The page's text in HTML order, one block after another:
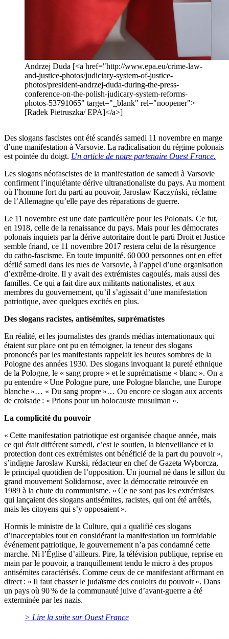
Andrzej Duda [<a href="http://www.epa.eu/crime-law-
and-justice-photos/judiciary-system-of-justice-
photos/president-andrzej-duda-during-the-press-
conference-on-the-polish-judicary-system-reforms-
photos-53791065" target="_blank" rel="noopener">
[Radek Pietruszka/ EPA]</a>]
Des slogans fascistes ont été scandés samedi 11 novembre en marge
d’une manifestation à Varsovie. La radicalisation du régime polonais
est pointée du doigt. Un article de notre partenaire Ouest France.
Les slogans néofascistes de la manifestation de samedi à Varsovie
confirment l’inquiétante dérive ultranationaliste du pays. Au moment
où l’homme fort du parti au pouvoir, Jarosław Kaczyński, réclame
de l’Allemagne qu’elle paye des réparations de guerre.
Le 11 novembre est une date particulière pour les Polonais. Ce fut,
en 1918, celle de la renaissance du pays. Mais pour les démocrates
polonais inquiets par la dérive autoritaire dont le parti Droit et Justice
semble friand, ce 11 novembre 2017 restera celui de la résurgence
du catho-fascisme. En toute impunité. 60 000 personnes ont en effet
défilé samedi dans les rues de Varsovie, à l’appel d’une organisation
d’extrême-droite. Il y avait des extrémistes cagoulés, mais aussi des
familles. Ce qui a fait dire aux militants nationalistes, et aux
membres du gouvernement, qu’il s’agissait d’une manifestation
patriotique, avec quelques excités en plus.
Des slogans racistes, antisémites, suprématistes
En réalité, et les journalistes des grands médias internationaux qui
étaient sur place ont pu en témoigner, la teneur des slogans
prononcés par les manifestants rappelait les heures sombres de la
Pologne des années 1930. Des slogans invoquant la pureté ethnique
de la Pologne, le « sang propre » et le suprématisme « blanc ». On a
pu entendre « Une Pologne pure, une Pologne blanche, une Europe
blanche »… « Du sang propre »… Ou encore ce slogan aux accents
de croisade : « Prions pour un holocauste musulman ».
La complicité du pouvoir
« Cette manifestation patriotique est organisée chaque année, mais
ce qui était différent samedi, c’est le soutien, la bienveillance et la
protection dont ces extrémistes ont bénéficié de la part du pouvoir »,
s’indigne Jaroslaw Kurski, rédacteur en chef de Gazeta Wyborcza,
le principal quotidien de l’opposition. Un journal né dans le sillon du
grand mouvement Solidarnosc, avec la démocratie retrouvée en
1989 à la chute du communisme. « Ce ne sont pas les extrémistes
qui lançaient des slogans antisémites, racistes, qui ont été arrêtés,
mais les citoyens qui s’y opposaient ».
Hormis le ministre de la Culture, qui a qualifié ces slogans
d’inacceptables tout en considérant la manifestation un formidable
événement patriotique, le gouvernement n’a pas condamné cette
marche. Ni l’Église d’ailleurs. Pire, la télévision publique, reprise en
main par le pouvoir, a tranquillement tendu le micro à des propos
antisémites caractérisés. Comme ceux de ce manifestant affirmant en
direct : « Il faut chasser le judaïsme des couloirs du pouvoir ». Dans
un pays où 90 % de la communauté juive d’avant-guerre a été
exterminée par les nazis.
> Lire la suite sur Ouest France